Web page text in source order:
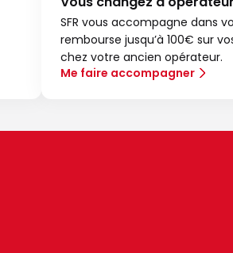
SFR vous accompagne dans
rembourse jusqu’à 100€ sur
chez votre ancien opérateur.
Me faire accompagner